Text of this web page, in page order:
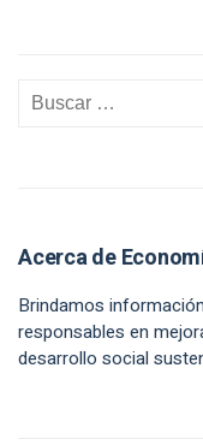
Acerca de
Brindamos
responsables en
desarrollo social